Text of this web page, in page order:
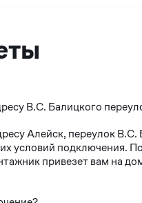
В.С. Балицкого
Алейск, переулок
условий подключения.
привезет вам на